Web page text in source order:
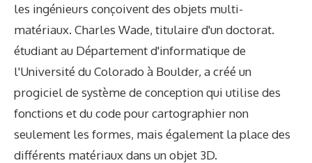
les ingénieurs conçoivent des objets multi-
matériaux. Charles Wade, titulaire d'un doctorat.
étudiant au Département d'informatique de
l'Université du Colorado à Boulder, a créé un
progiciel de système de conception qui utilise des
fonctions et du code pour cartographier non
seulement les formes, mais également la place des
différents matériaux dans un objet 3D.